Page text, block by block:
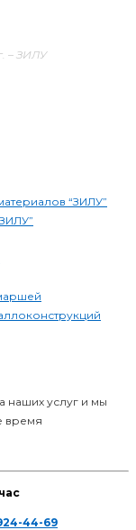
– ЗИЛУ
“ЗИЛУ”
наших услуг и мы
время
44-69